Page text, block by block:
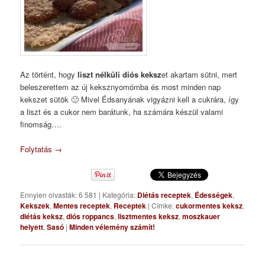
Az történt, hogyliszt nélküli diós kekszet akartam sütni, mert
beleszerettem az új keksznyomómba és most minden nap
kekszet sütök 🙂 Mivel Édsanyának vigyázni kell a cukrára, így
a liszt és a cukor nem barátunk, ha számára készül valami
finomság….
Folytatás →
Ennyien olvasták: 6 581 | Kategória: Diétás receptek, Édességek,
Kekszek,Mentes receptek, Receptek |Címke:cukormentes keksz,
diétás keksz,diós roppancs,lisztmentes keksz,moszkauer
helyett,Sasó |Minden vélemény számít!